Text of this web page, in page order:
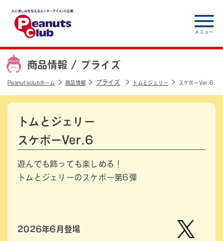
人に楽しみを与えるエ
ンターテイメント企
業 Peanuts club
商品情報 / プライズ
Peanutsclubホーム 商品情報 プライズ トムとジェリー スケボーVer.6
トムとジェリー
スケボーVer.6
遊んでも飾っても楽しめる！
トムとジェリーのスケボー第6弾
2026年6月登場